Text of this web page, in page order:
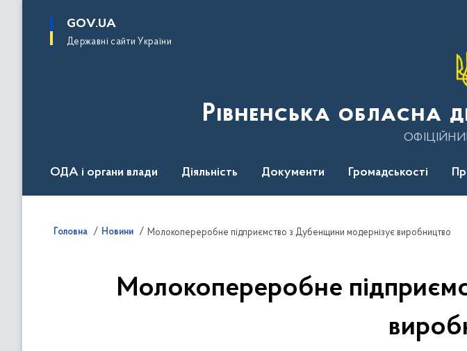
основного
GOV.UA
Державні сайти України
Рівненська обласна
ОДА і органи влади Діяльність Документи Громадськості
Головна Новини Молокопереробне підприємство з Дубенщини модернізує виробництво
Молокопереробне